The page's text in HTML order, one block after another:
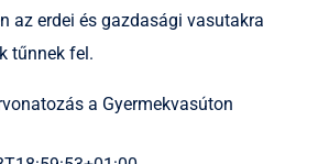
az erdei és gazdasági vasutakra
tűnnek fel.
a Gyermekvasúton